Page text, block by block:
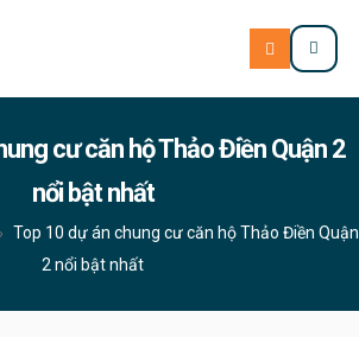
cư căn hộ Thảo Điền Quận 2
nổi bật nhất
Top 10 dự án chung cư căn hộ Thảo Điền Quận
2 nổi bật nhất